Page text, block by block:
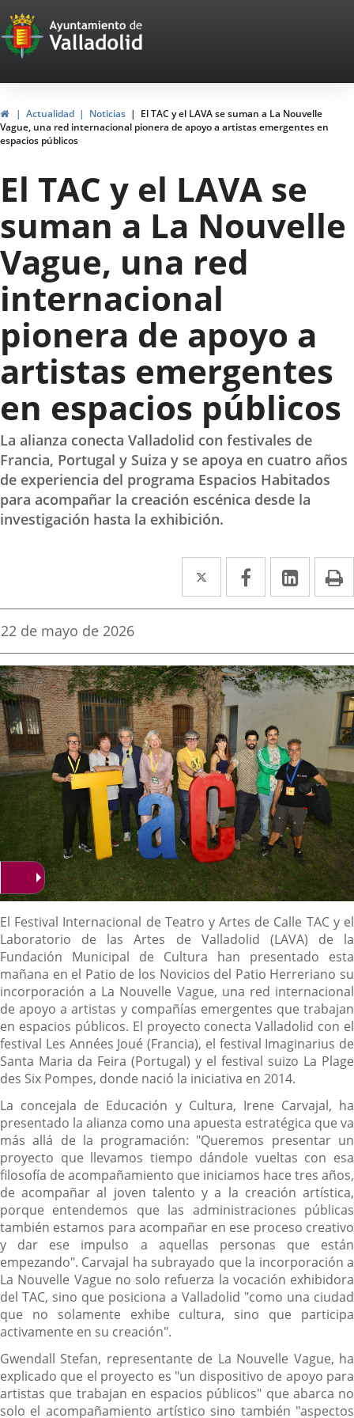
Portal
Web
del
Ayuntamiento
de
Valladolid
InicioActualidad Noticias
El TAC y el LAVA se suman a La Nouvelle
Vague, una red internacional pionera de apoyo a artistas emergentes en
espacios públicos
El TAC y el LAVA se
suman a La Nouvelle
Vague, una red
internacional
pionera de apoyo a
artistas emergentes
en espacios públicos
La alianza conecta Valladolid con festivales de
Francia, Portugal y Suiza y se apoya en cuatro años
de experiencia del programa Espacios Habitados
para acompañar la creación escénica desde la
investigación hasta la exhibición.
Twitter
Enlace
a
aplicación
externa.
Facebook
Enlace
a
aplicación
externa.
Enlace
a
Fecha
la
noticia
22 de mayo de 2026
Descripción
El Festival Internacional de Teatro y Artes de Calle TAC y el
Laboratorio de las Artes de Valladolid (LAVA) de la
Fundación Municipal de Cultura han presentado esta
mañana en el Patio de los Novicios del Patio Herreriano su
incorporación a La Nouvelle Vague, una red internacional
de apoyo a artistas y compañías emergentes que trabajan
en espacios públicos. El proyecto conecta Valladolid con el
festival Les Années Joué (Francia), el festival Imaginarius de
Santa Maria da Feira (Portugal) y el festival suizo La Plage
des Six Pompes, donde nació la iniciativa en 2014.
La concejala de Educación y Cultura, Irene Carvajal, ha
presentado la alianza como una apuesta estratégica que va
más allá de la programación: "Queremos presentar un
proyecto que llevamos tiempo dándole vueltas con esa
filosofía de acompañamiento que iniciamos hace tres años,
de acompañar al joven talento y a la creación artística,
porque entendemos que las administraciones públicas
también estamos para acompañar en ese proceso creativo
y dar ese impulso a aquellas personas que están
empezando". Carvajal ha subrayado que la incorporación a
La Nouvelle Vague no solo refuerza la vocación exhibidora
del TAC, sino que posiciona a Valladolid "como una ciudad
que no solamente exhibe cultura, sino que participa
activamente en su creación".
Gwendall Stefan, representante de La Nouvelle Vague, ha
explicado que el proyecto es "un dispositivo de apoyo para
artistas que trabajan en espacios públicos" que abarca no
solo el acompañamiento artístico sino también "aspectos